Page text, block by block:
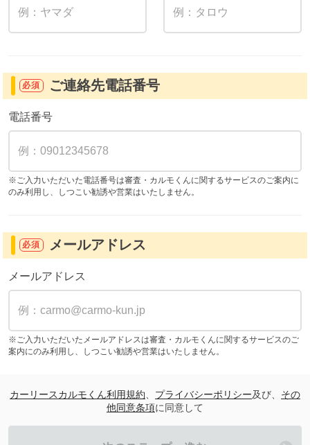
必須 ご連絡先電話番号
電話番号
※ご入力いただいた電話番号は審査・カルモくんに関するサービスのご案内に
のみ利用し、しつこい勧誘や営業はいたしません。
必須 メールアドレス
メールアドレス
※ご入力いただいたメールアドレスは審査・カルモくんに関するサービスのご
案内にのみ利用し、しつこい勧誘や営業はいたしません。
カーリースカルモくん利用規約 プライバシーポリシー及び、 その
他同意条項に同意して